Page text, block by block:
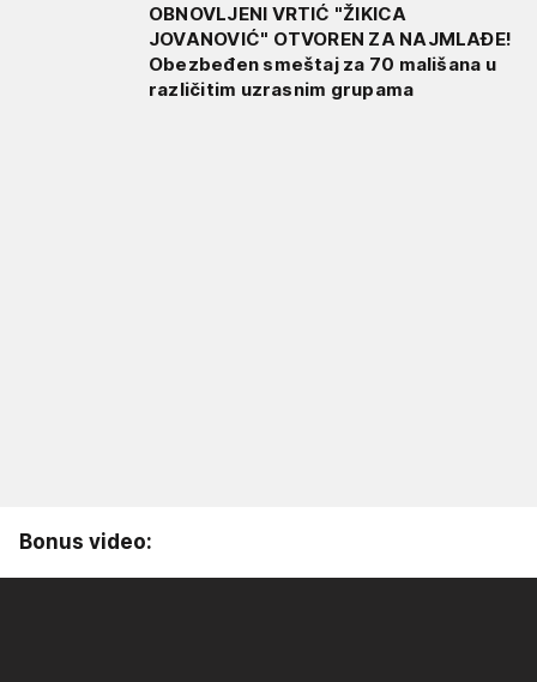
OBNOVLJENI VRTIĆ "ŽIKICA
JOVANOVIĆ" OTVOREN ZA NAJMLAĐE!
Obezbeđen smeštaj za 70 mališana u
različitim uzrasnim grupama
Bonus video: